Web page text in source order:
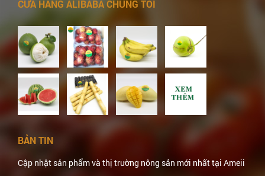
CỬA HÀNG ALIBABA CHÚNG TÔI
BẢN TIN
Cập nhật sản phẩm và thị trường nông sản mới nhất tại Ameii